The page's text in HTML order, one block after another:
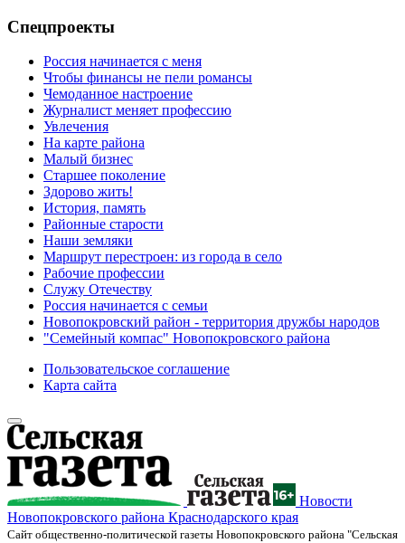
Спецпроекты
Россия начинается с меня
Чтобы финансы не пели романсы
Чемоданное настроение
Журналист меняет профессию
Увлечения
На карте района
Малый бизнес
Старшее поколение
Здорово жить!
История, память
Районные старости
Наши земляки
Маршрут перестроен: из города в село
Рабочие профессии
Служу Отечеству
Россия начинается с семьи
Новопокровский район - территория дружбы народов
"Семейный компас" Новопокровского района
Пользовательское соглашение
Карта сайта
Новости
Новопокровского района Краснодарского края
Cайт общественно-политической газеты Новопокровского района "Сельская